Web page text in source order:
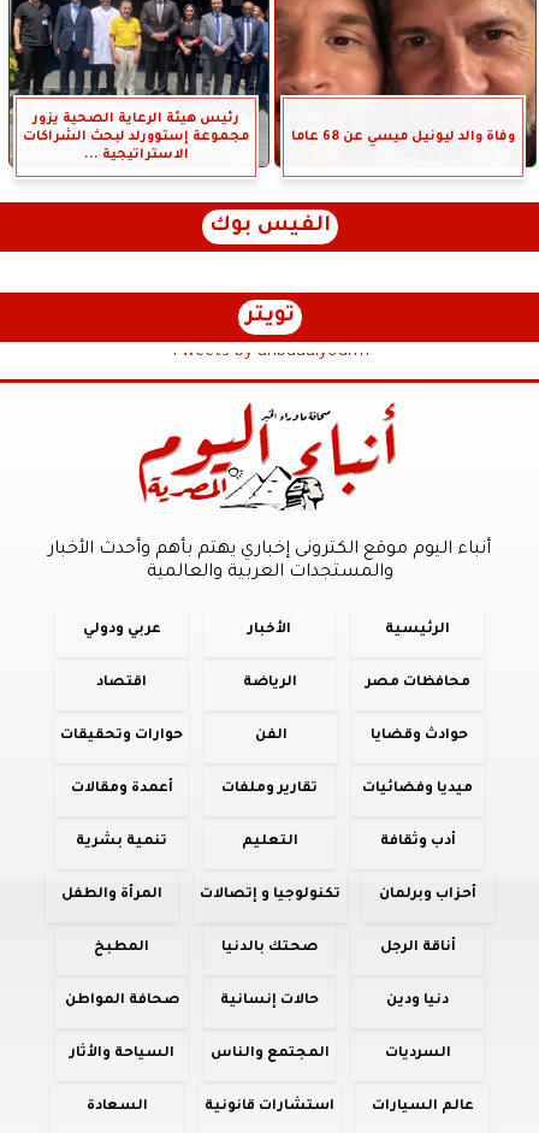
وفاة والد ليونيل ميسي عن 68 عاما
رئيس هيئة الرعاية الصحية يزور
مجموعة إستوورلد لبحث الشراكات
الاستراتيجية ...
الفيس بوك
تويتر
Tweets by anbaaalyoum1
أنباء اليوم موقع الكترونى إخباري يهتم بأهم وأحدث الأخبار
والمستجدات العربية والعالمية
الرئيسية الأخبار عربي ودولي
محافظات مصر الرياضة اقتصاد
حوادث وقضايا الفن حوارات وتحقيقات
ميديا وفضائيات تقارير وملفات أعمدة ومقالات
أدب وثقافة التعليم تنمية بشرية
أحزاب وبرلمان تكنولوجيا و إتصالات المرأة والطفل
أناقة الرجل صحتك بالدنيا المطبخ
دنيا ودين حالات إنسانية صحافة المواطن
السرديات المجتمع والناس السياحة والأثار
عالم السيارات استشارات قانونية السعادة